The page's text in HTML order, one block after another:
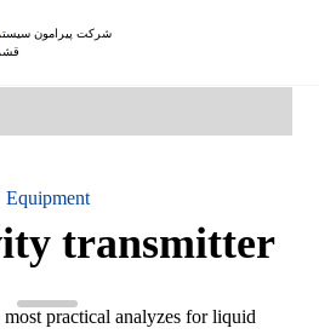
Equipment
transmitter
practical analyzes for liquid